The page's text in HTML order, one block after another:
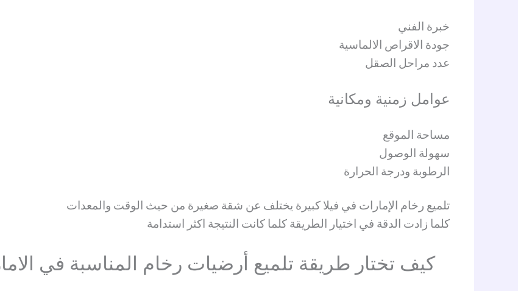
خبرة الفني
جودة الاقراص الالماسية
عدد مراحل الصقل
عوامل زمنية ومكانية
مساحة الموقع
سهولة الوصول
الرطوبة ودرجة الحرارة
تلميع رخام الإمارات في فيلا كبيرة يختلف عن شقة صغيرة من حيث الوقت والمعدات
كلما زادت الدقة في اختيار الطريقة كلما كانت النتيجة اكثر استدامة
كيف تختار طريقة تلميع أرضيات رخام المناسبة في